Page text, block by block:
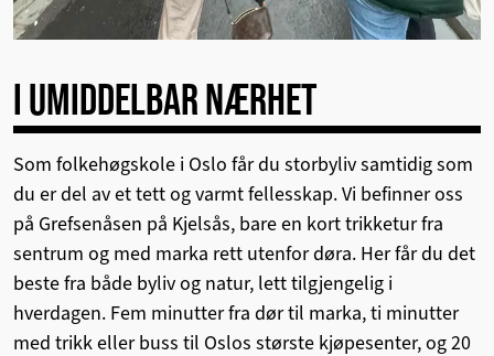
I UMIDDELBAR NÆRHET
Som folkehøgskole i Oslo får du storbyliv samtidig som
du er del av et tett og varmt fellesskap. Vi befinner oss
på Grefsenåsen på Kjelsås, bare en kort trikketur fra
sentrum og med marka rett utenfor døra. Her får du det
beste fra både byliv og natur, lett tilgjengelig i
hverdagen. Fem minutter fra dør til marka, ti minutter
med trikk eller buss til Oslos største kjøpesenter, og 20